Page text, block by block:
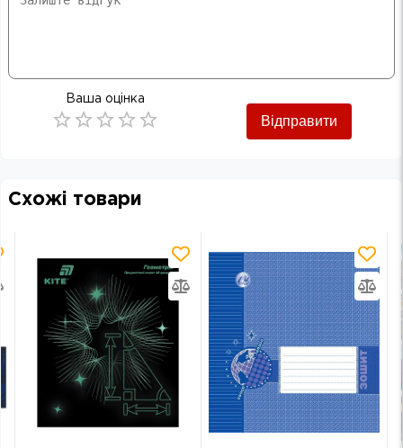
Ваша оцінка
Відправити
Схожі товари